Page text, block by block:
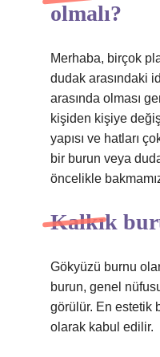
olmalı?
Merhaba, birçok
dudak arasındaki
arasında olması
kişiden kişiye
yapısı ve hatları
bir burun veya
öncelikle
Kalkık
Gökyüzü burnu
burun, genel
görülür. En estetik
olarak kabul edilir.